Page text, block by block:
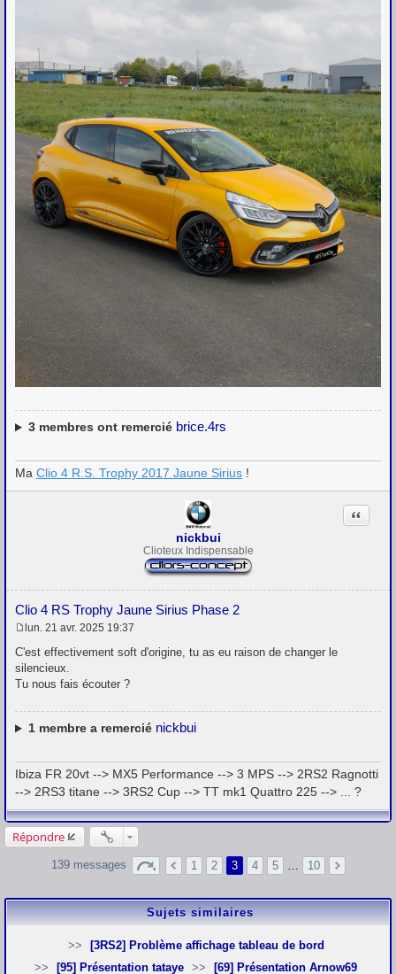
3membres ont remercié brice.4rs
Ma Clio 4 R.S. Trophy 2017 Jaune Sirius !
nickbui
Clioteux Indispensable
Clio 4 RS Trophy Jaune Sirius Phase 2
Citation
e
s
s
a
e
lun. 21 avr. 2025 19:37
C'est effectivement soft d'origine, tu as eu raison de changer le
silencieux.
Tu nous fais écouter ?
1membre a remercié nickbui
Ibiza FR 20vt --> MX5 Performance --> 3 MPS --> 2RS2 Ragnotti
--> 2RS3 titane --> 3RS2 Cup --> TT mk1 Quattro 225 --> ... ?
Répondre
139 messages 1 2 3 4 5 10
Sujets similaires
[3RS2] Problème affichage tableau de bord
[95] Présentation tataye
[69] Présentation Arnow69